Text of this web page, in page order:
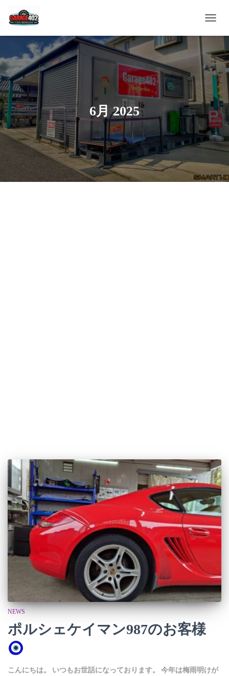
ビ
ー
シ
ョ
ン
を
切
り
替
え
6月 2025
NEWS
ポルシェケイマン987のお客様
こんにちは。 いつもお世話になっております。 今年は梅雨明けが